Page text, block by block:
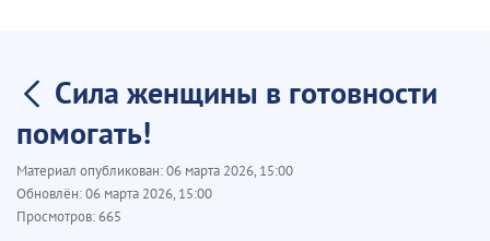
Сила женщины в готовности
помогать!
Материал опубликован:06 марта 2026, 15:00
Обновлён:06 марта 2026, 15:00
Просмотров:665